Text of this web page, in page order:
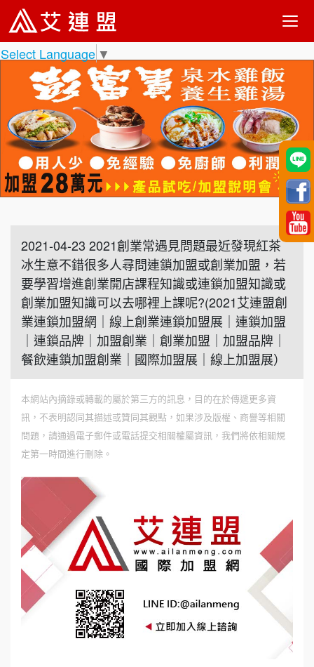
Select Language ▼
2021-04-23 2021創業常遇見問題最近發現紅茶
冰生意不錯很多人尋問連鎖加盟或創業加盟，若
要學習增進創業開店課程知識或連鎖加盟知識或
創業加盟知識可以去哪裡上課呢?(2021艾連盟創
業連鎖加盟網｜線上創業連鎖加盟展｜連鎖加盟
｜連鎖品牌｜加盟創業｜創業加盟｜加盟品牌｜
餐飲連鎖加盟創業｜國際加盟展｜線上加盟展）
本網站內摘錄或轉載的屬於第三方的訊息，目的在於傳遞更多資
訊，不表明認同其描述或贊同其觀點，如果涉及版權、商譽等相關
問題，請通過電子郵件或電話提交相關權屬資訊，我們將依相關規
定第一時間進行刪除。